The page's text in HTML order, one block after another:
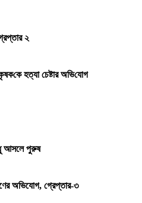
২
হত্যা চেষ্টার অ‌ভি‌যোগ
আসলে পুরুষ
অভিযোগ, গ্রেপ্তার-৩